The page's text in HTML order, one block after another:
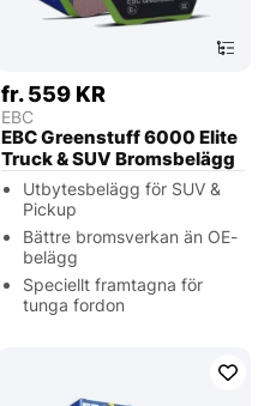
fr. 559 KR
EBC
EBC Greenstuff 6000 Elite
Truck & SUV Bromsbelägg
Utbytesbelägg för SUV &
Pickup
Bättre bromsverkan än OE-
belägg
Speciellt framtagna för
tunga fordon